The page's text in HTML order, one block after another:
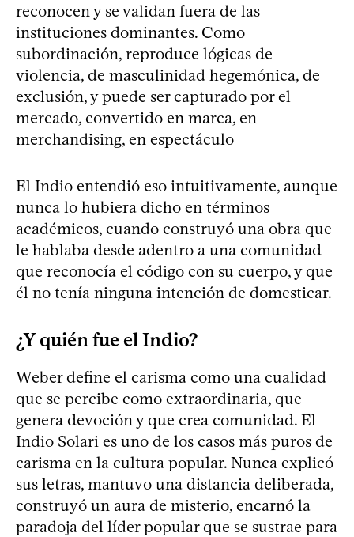
reconocen y se validan fuera de las
instituciones dominantes. Como
subordinación, reproduce lógicas de
violencia, de masculinidad hegemónica, de
exclusión, y puede ser capturado por el
mercado, convertido en marca, en
merchandising, en espectáculo
El Indio entendió eso intuitivamente, aunque
nunca lo hubiera dicho en términos
académicos, cuando construyó una obra que
le hablaba desde adentro a una comunidad
que reconocía el código con su cuerpo, y que
él no tenía ninguna intención de domesticar.
¿Y quién fue el Indio?
Weber define el carisma como una cualidad
que se percibe como extraordinaria, que
genera devoción y que crea comunidad. El
Indio Solari es uno de los casos más puros de
carisma en la cultura popular. Nunca explicó
sus letras, mantuvo una distancia deliberada,
construyó un aura de misterio, encarnó la
paradoja del líder popular que se sustrae para